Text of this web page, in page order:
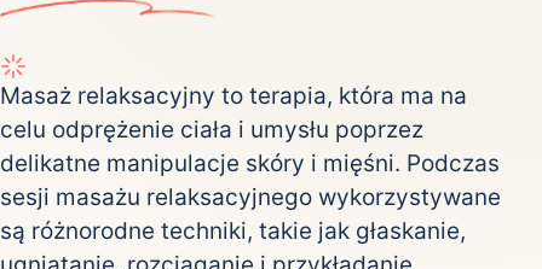
Masaż relaksacyjny to terapia, która ma na
celu odprężenie ciała i umysłu poprzez
delikatne manipulacje skóry i mięśni. Podczas
sesji masażu relaksacyjnego wykorzystywane
są różnorodne techniki, takie jak głaskanie,